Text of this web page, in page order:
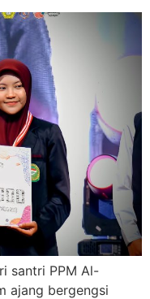
santri PPM Al-
ajang bergengsi